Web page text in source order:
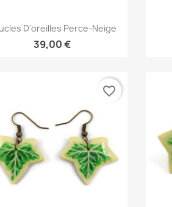
Aperçu rapide
D'oreilles Perce-Neige
39,00 €
favorite_border